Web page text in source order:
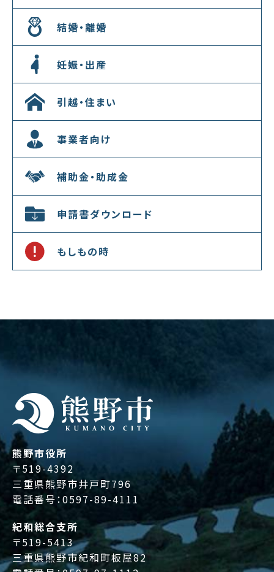
結婚・離婚
妊娠・出産
引越・住まい
事業者向け
補助金・助成金
申請書ダウンロード
もしもの時
熊野市役所
〒519-4392
三重県熊野市井戸町796
電話番号：0597-89-4111
紀和総合支所
〒519-5413
三重県熊野市紀和町板屋82